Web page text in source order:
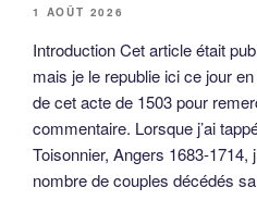
1 AOÛT 2026
Introduction Cet article était
mais je le republie ici ce jour
de cet acte de 1503 pour
commentaire. Lorsque j’ai
Toisonnier, Angers 1683-1714,
nombre de couples décédés